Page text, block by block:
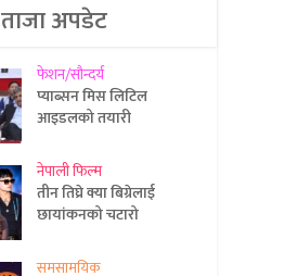
ताजा अपडेट
फेशन/सौन्दर्य
प्याब्सन मिस लिटिल
आइडलको तयारी
नेपाली फिल्म
तीन तिघ्रे क्या बिग्रेलाई
छायांकनको चटारो
समसामयिक